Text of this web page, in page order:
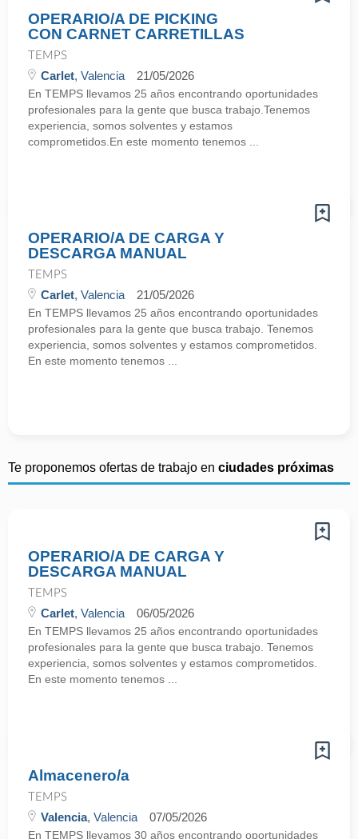
OPERARIO/A DE PICKING
CON CARNET CARRETILLAS
TEMPS
Carlet, Valencia 21/05/2026
En TEMPS llevamos 25 años encontrando oportunidades
profesionales para la gente que busca trabajo.Tenemos
experiencia, somos solventes y estamos
comprometidos.En este momento tenemos ...
OPERARIO/A DE CARGA Y
DESCARGA MANUAL
TEMPS
Carlet, Valencia 21/05/2026
En TEMPS llevamos 25 años encontrando oportunidades
profesionales para la gente que busca trabajo. Tenemos
experiencia, somos solventes y estamos comprometidos.
En este momento tenemos ...
Te proponemos ofertas de trabajo en ciudades próximas
OPERARIO/A DE CARGA Y
DESCARGA MANUAL
TEMPS
Carlet, Valencia 06/05/2026
En TEMPS llevamos 25 años encontrando oportunidades
profesionales para la gente que busca trabajo. Tenemos
experiencia, somos solventes y estamos comprometidos.
En este momento tenemos ...
Almacenero/a
TEMPS
Valencia, Valencia 07/05/2026
En TEMPS llevamos 30 años encontrando oportunidades